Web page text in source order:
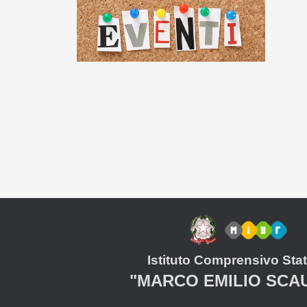
Istituto Comprensivo
"MARCO EMILIO